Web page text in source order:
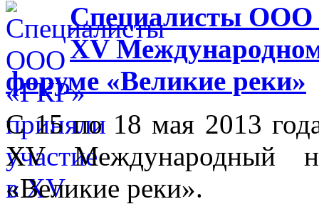
Специалисты ООО
XV
форуме «Великие реки»
С 15 по 18 мая 2013
XV Международный
«Великие реки».